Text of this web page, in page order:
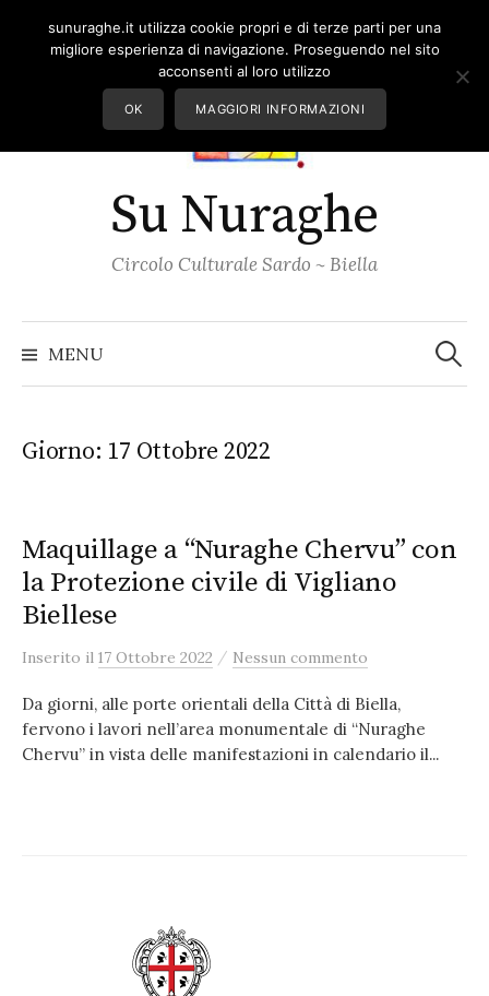
Su Nuraghe
Circolo Culturale Sardo ~ Biella
MENU per:
Giorno: 17 Ottobre 2022
Maquillage a “Nuraghe Chervu” con
la Protezione civile di Vigliano
Biellese
Inserito il 17 Ottobre 2022 / Nessun commento
Da giorni, alle porte orientali della Città di Biella,
fervono i lavori nell’area monumentale di “Nuraghe
Chervu” in vista delle manifestazioni in calendario il...
sunuraghe.it utilizza cookie propri e di terze parti per una
migliore esperienza di navigazione. Proseguendo nel sito
acconsenti al loro utilizzo
OK MAGGIORI INFORMAZIONI